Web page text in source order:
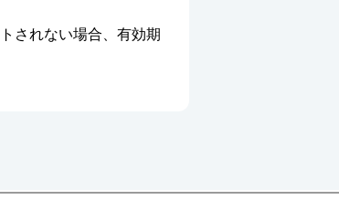
されない場合、有効期